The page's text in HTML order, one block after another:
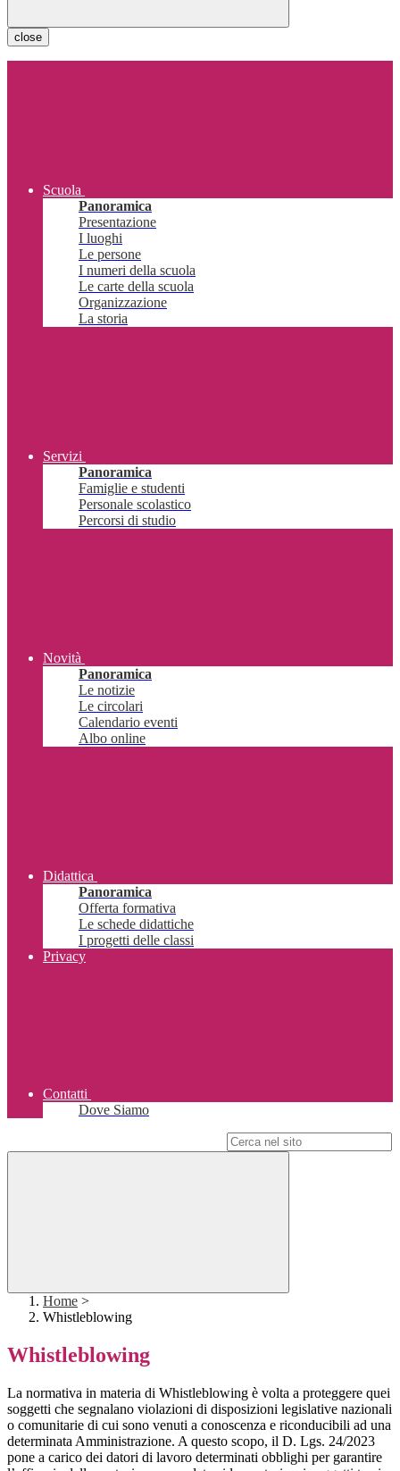
close
Scuola
Panoramica
Presentazione
I luoghi
Le persone
I numeri della scuola
Le carte della scuola
Organizzazione
La storia
Servizi
Panoramica
Famiglie e studenti
Personale scolastico
Percorsi di studio
Novità
Panoramica
Le notizie
Le circolari
Calendario eventi
Albo online
Didattica
Panoramica
Offerta formativa
Le schede didattiche
I progetti delle classi
Privacy
Contatti
Dove Siamo
Home >
Whistleblowing
Whistleblowing
La normativa in materia di Whistleblowing è volta a proteggere quei
soggetti che segnalano violazioni di disposizioni legislative nazionali
o comunitarie di cui sono venuti a conoscenza e riconducibili ad una
determinata Amministrazione. A questo scopo, il D. Lgs. 24/2023
pone a carico dei datori di lavoro determinati obblighi per garantire